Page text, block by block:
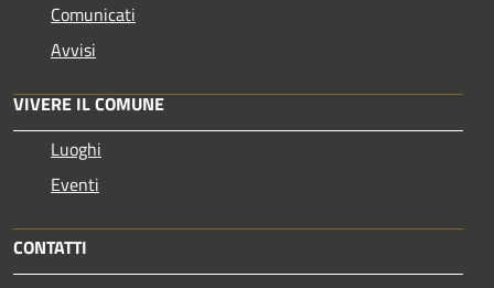
Comunicati
Avvisi
VIVERE IL COMUNE
Luoghi
Eventi
CONTATTI